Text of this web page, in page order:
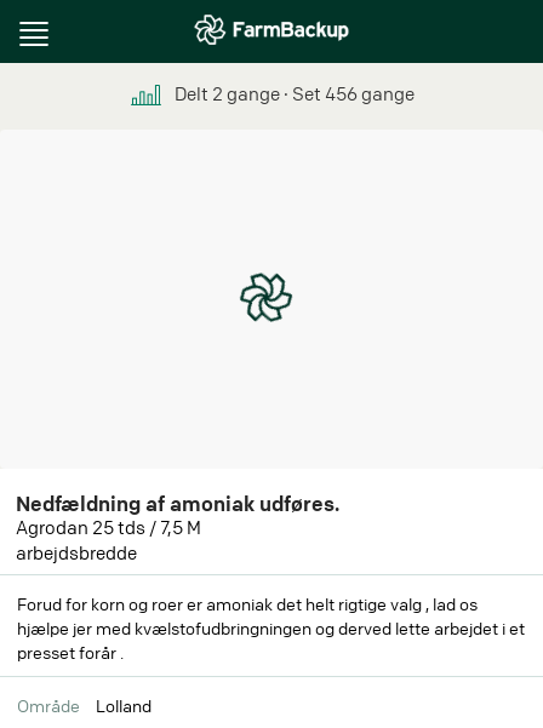
Toggle
Delt 2 gange ∙ Set 456gange
Nedfældning af amoniak udføres.
Agrodan 25 tds / 7,5 M
arbejdsbredde
Forud for korn og roer er amoniak det helt rigtige valg , lad os
hjælpe jer med kvælstofudbringningen og derved lette arbejdet i et
presset forår .
Område Lolland